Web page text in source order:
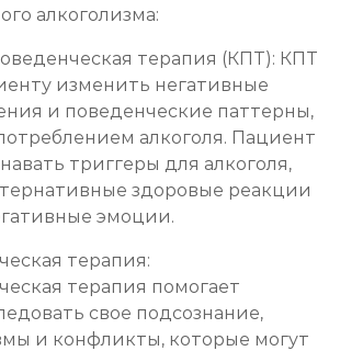
алкоголизма:
терапия (КПТ): КПТ
изменить негативные
и поведенческие паттерны,
алкоголя. Пациент
триггеры для алкоголя,
здоровые реакции
эмоции.
терапия:
терапия помогает
свое подсознание,
и конфликты, которые могут